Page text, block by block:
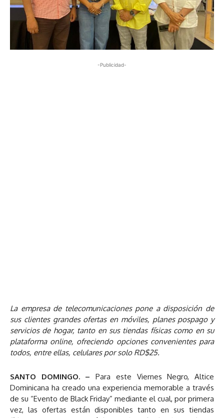
-Publicidad-
La empresa de telecomunicaciones pone a disposición de
sus clientes grandes ofertas en móviles, planes pospago y
servicios de hogar, tanto en sus tiendas físicas como en su
plataforma online, ofreciendo opciones convenientes para
todos, entre ellas, celulares por solo RD$25.
SANTO DOMINGO. – Para este Viernes Negro, Altice
Dominicana ha creado una experiencia memorable a través
de su “Evento de Black Friday” mediante el cual, por primera
vez, las ofertas están disponibles tanto en sus tiendas